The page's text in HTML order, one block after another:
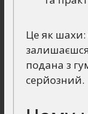
Це як шахи:
залишаєшся
подана з
серйозний.